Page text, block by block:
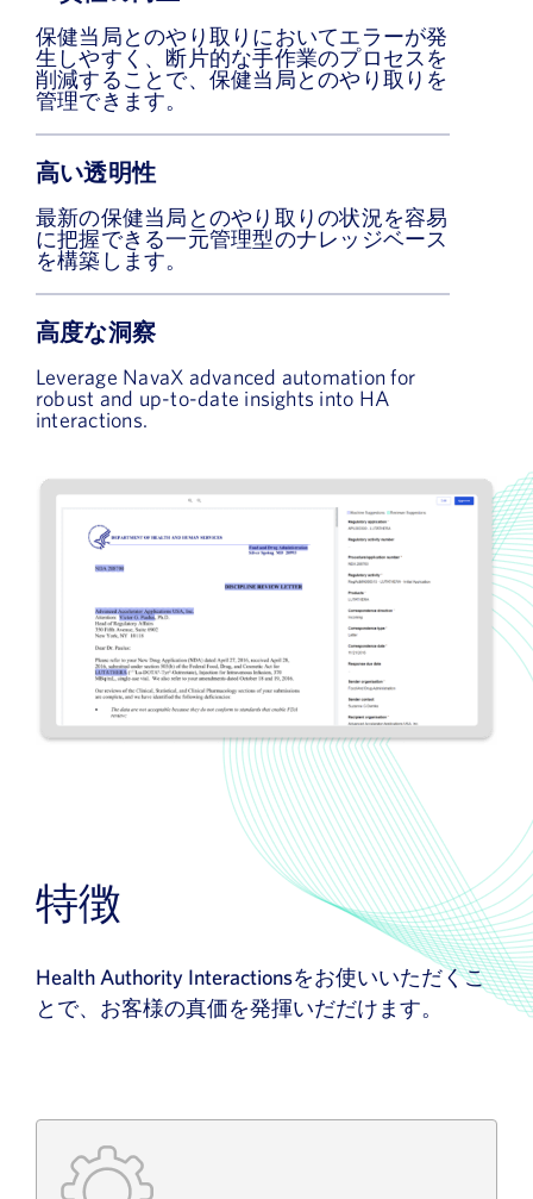
保健当局とのやり取りにおいてエラーが発
生しやすく、断片的な手作業のプロセスを
削減することで、保健当局とのやり取りを
管理できます。
高い透明性
最新の保健当局とのやり取りの状況を容易
に把握できる一元管理型のナレッジベース
を構築します。
高度な洞察
Leverage NavaX advanced automation for
robust and up-to-date insights into HA
interactions.
特徴
Health Authority Interactionsをお使いいただくこ
とで、お客様の真価を発揮いだだけます。